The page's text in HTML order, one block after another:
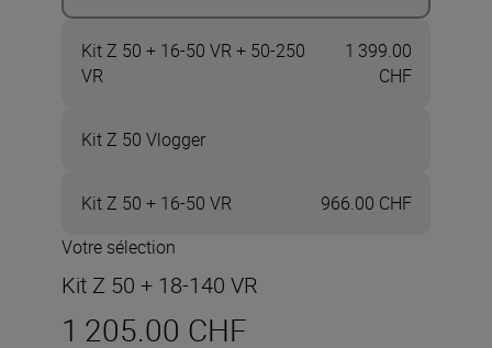
Kit Z 50 + 16-50 VR + 50-250
VR
1 399.00
CHF
Kit Z 50 Vlogger
Kit Z 50 + 16-50 VR
966.00 CHF
Votre sélection
Kit Z 50 + 18-140 VR
1 205.00 CHF